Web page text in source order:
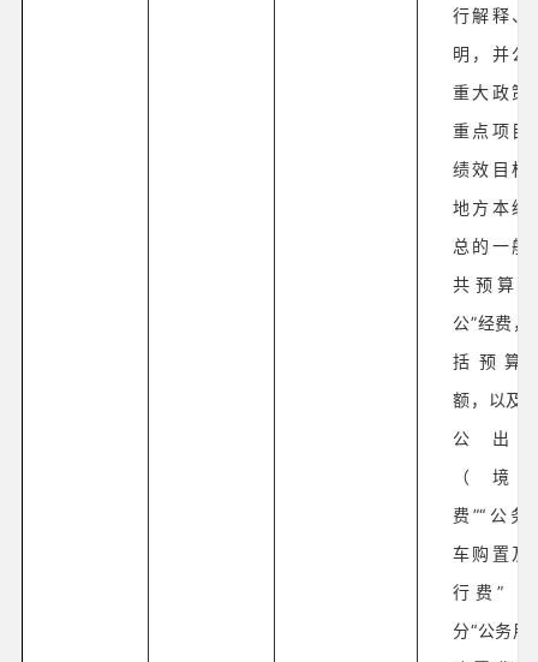
行解释、
明，并公
重大政策
重点项目
绩效目标
地方本级
总的一般
共预算“
公”经费，
括预算
额，以及“
公出
（境
费”“公务
车购置及
行费”（
分“公务用